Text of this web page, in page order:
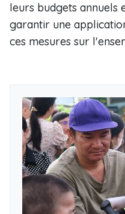
leurs budgets annuels
garantir une
ces mesures sur